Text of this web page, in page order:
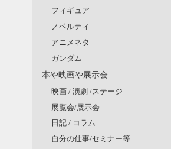
フィギュア
ノベルティ
アニメネタ
ガンダム
本や映画や展示会
映画 / 演劇 /ステージ
展覧会/展示会
日記 / コラム
自分の仕事/セミナー等